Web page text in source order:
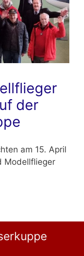
der
am 15. April
Modellflieger